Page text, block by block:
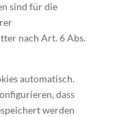
sind für die
nach Art. 6 Abs.
automatisch.
dass
werden